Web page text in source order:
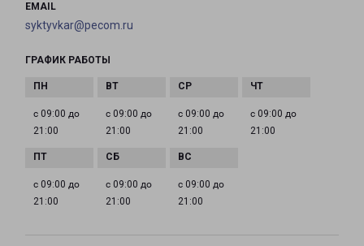
EMAIL
syktyvkar@pecom.ru
ГРАФИК РАБОТЫ
с 09:00 до
21:00
с 09:00 до
21:00
с 09:00 до
21:00
с 09:00 до
21:00
с 09:00 до
21:00
с 09:00 до
21:00
с 09:00 до
21:00